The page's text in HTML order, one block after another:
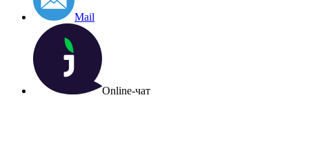
Mail
Online-чат